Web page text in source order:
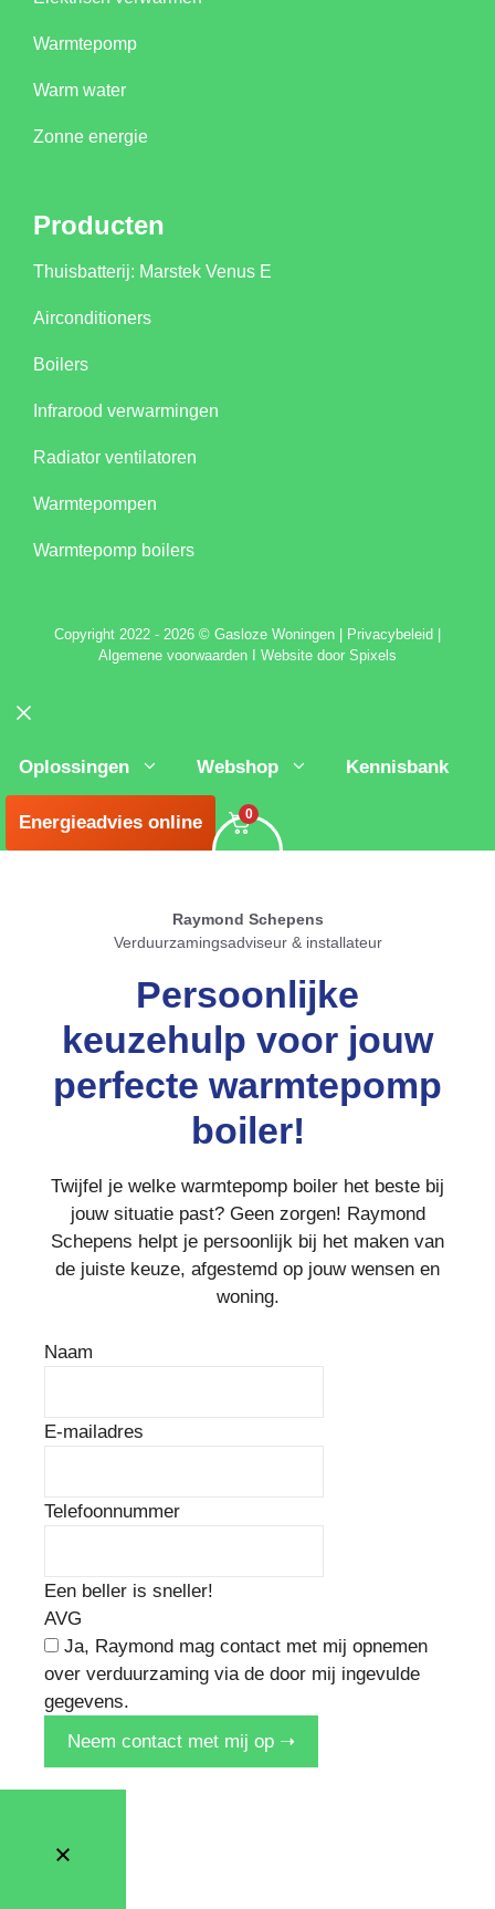
Warmtepomp
Warm water
Zonne energie
Producten
Thuisbatterij: Marstek Venus E
Airconditioners
Boilers
Infrarood verwarmingen
Radiator ventilatoren
Warmtepompen
Warmtepomp boilers
Copyright 2022 - 2026 © Gasloze Woningen Privacybeleid
Algemene voorwaarden
Website door Spixels
Oplossingen
Webshop Kennisbank
Energieadvies online 0
Raymond Schepens
Verduurzamingsadviseur & installateur
Persoonlijke
keuzehulp voor jouw
perfecte warmtepomp
boiler!
Twijfel je welke warmtepomp boiler het beste bij
jouw situatie past? Geen zorgen! Raymond
Schepens helpt je persoonlijk bij het maken van
de juiste keuze, afgestemd op jouw wensen en
woning.
Naam
E-mailadres
Telefoonnummer
Een beller is sneller!
AVG
Ja, Raymond mag contact met mij opnemen
over verduurzaming via de door mij ingevulde
gegevens.
Neem contact met mij op ➝